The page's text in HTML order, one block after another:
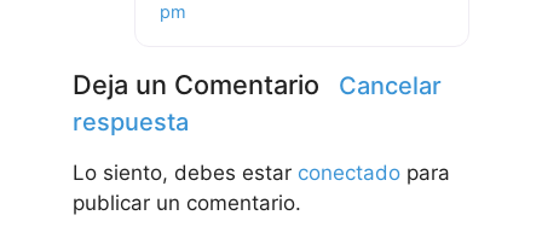
pm
Deja un Comentario
Cancelar
respuesta
Lo siento, debes estar conectado para
publicar un comentario.